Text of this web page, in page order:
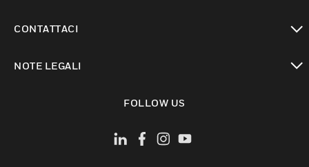
CONTATTACI
NOTE LEGALI
FOLLOW US